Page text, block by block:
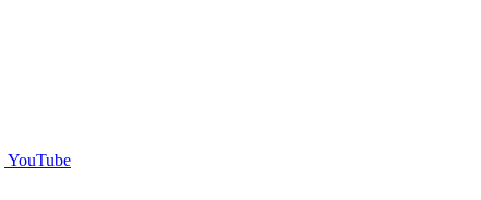
YouTube